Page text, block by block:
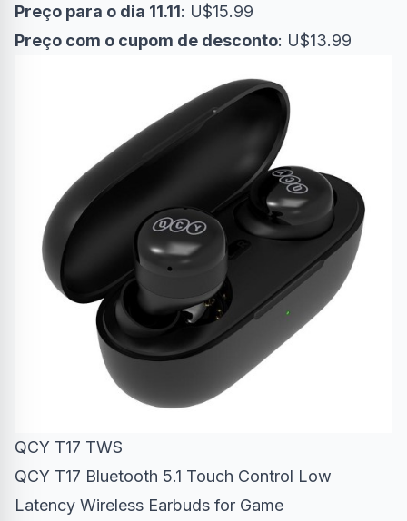
Preço para o dia 11.11: U$15.99
Preço com o cupom de desconto: U$13.99
QCY T17 TWS
QCY T17 Bluetooth 5.1 Touch Control Low
Latency Wireless Earbuds for Game